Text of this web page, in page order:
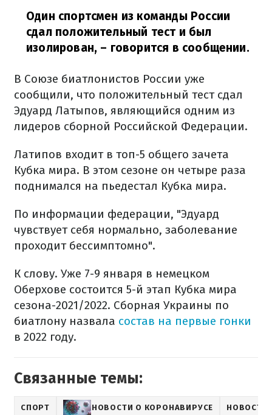
Один спортсмен из команды России
сдал положительный тест и был
изолирован, – говорится в сообщении.
В Союзе биатлонистов России уже
сообщили, что положительный тест сдал
Эдуард Латыпов, являющийся одним из
лидеров сборной Российской Федерации.
Латипов входит в топ-5 общего зачета
Кубка мира. В этом сезоне он четыре раза
поднимался на пьедестал Кубка мира.
По информации федерации, "Эдуард
чувствует себя нормально, заболевание
проходит бессимптомно".
К слову. Уже 7-9 января в немецком
Оберхове состоится 5-й этап Кубка мира
сезона-2021/2022. Сборная Украины по
биатлону назвала состав на первые гонки
в 2022 году.
Связанные темы:
СПОРТ НОВОСТИ О КОРОНАВИРУСЕ НОВОСТИ